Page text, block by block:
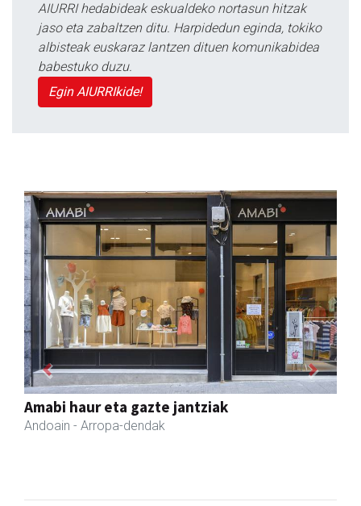
AIURRI hedabideak eskualdeko nortasun hitzak
jaso eta zabaltzen ditu. Harpidedun eginda, tokiko
albisteak euskaraz lantzen dituen komunikabidea
babestuko duzu.
Egin AIURRIkide!
Andoaingo Udala
Andoain - Udaletxeak
Previous Next